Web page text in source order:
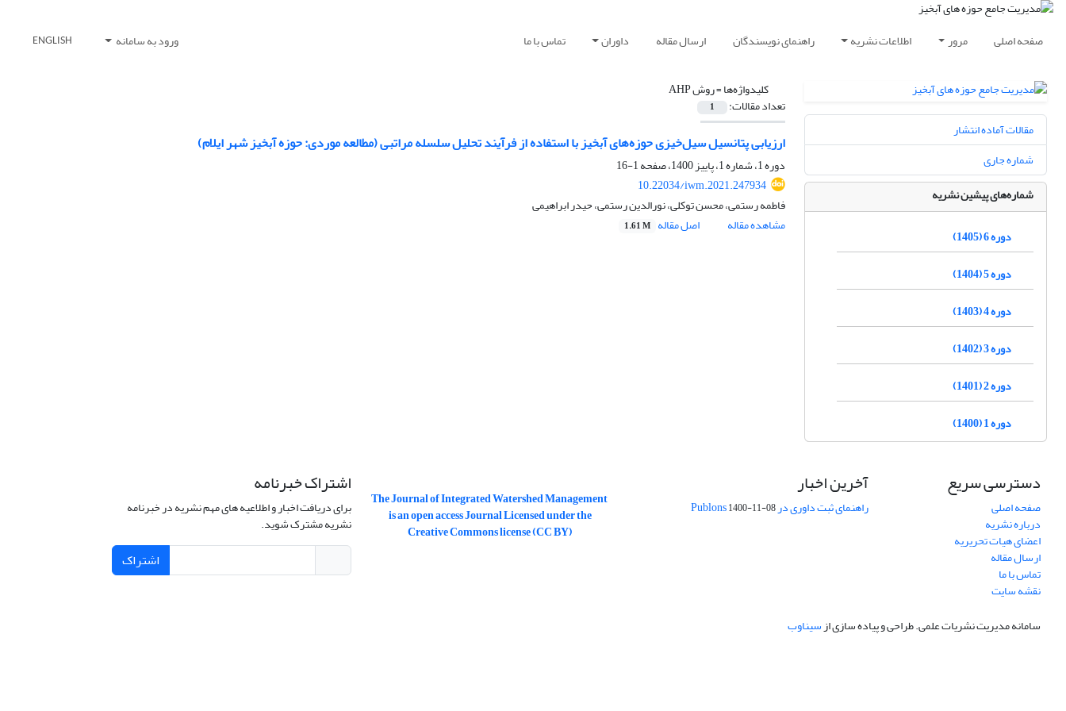
صفحه اصلی مرور اطلاعات نشریه راهنمای نویسندگان ارسال مقاله داوران تماس با ما ورود به سامانه ENGLISH
کلیدواژه‌ها =روش AHP
تعداد مقالات: 1
ارزیابی پتانسیل سیل‌خیزی حوزه‌های آبخیز با استفاده از فرآیند تحلیل سلسله مراتبی (مطالعه موردی: حوزه آبخیز شهر ایلام)
دوره 1، شماره 1، پاییز 1400، صفحه
1-16
10.22034/iwm.2021.247934
فاطمه رستمی، محسن توکلی، نورالدین رستمی، حیدر ابراهیمی
مشاهده مقاله
اصل مقاله 1.61 M
مقالات آماده انتشار
شماره جاری
شماره‌های پیشین نشریه
دوره 6 (1405)
دوره 5 (1404)
دوره 4 (1403)
دوره 3 (1402)
دوره 2 (1401)
دوره 1 (1400)
دسترسی سریع
صفحه اصلی
درباره نشریه
اعضای هیات تحریریه
ارسال مقاله
تماس با ما
نقشه سایت
آخرین اخبار
راهنمای ثبت داوری در Publons1400-11-08
The Journal of Integrated Watershed Management
is an open access Journal Licensed under the
Creative Commons license (CC BY)
اشتراک خبرنامه
برای دریافت اخبار و اطلاعیه های مهم نشریه در خبرنامه
نشریه مشترک شوید.
اشتراک
سامانه مدیریت نشریات علمی.طراحی و پیاده سازی ازسیناوب